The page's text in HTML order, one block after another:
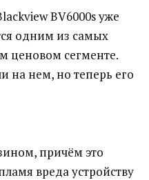
BV6000s уже
одним из самых
ценовом сегменте.
на нем, но теперь его
причём это
вреда устройству